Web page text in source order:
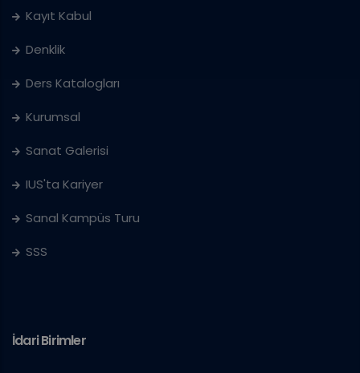
Kayıt Kabul
Denklik
Ders Katalogları
Kurumsal
Sanat Galerisi
IUS'ta Kariyer
Sanal Kampüs Turu
SSS
İdari Birimler